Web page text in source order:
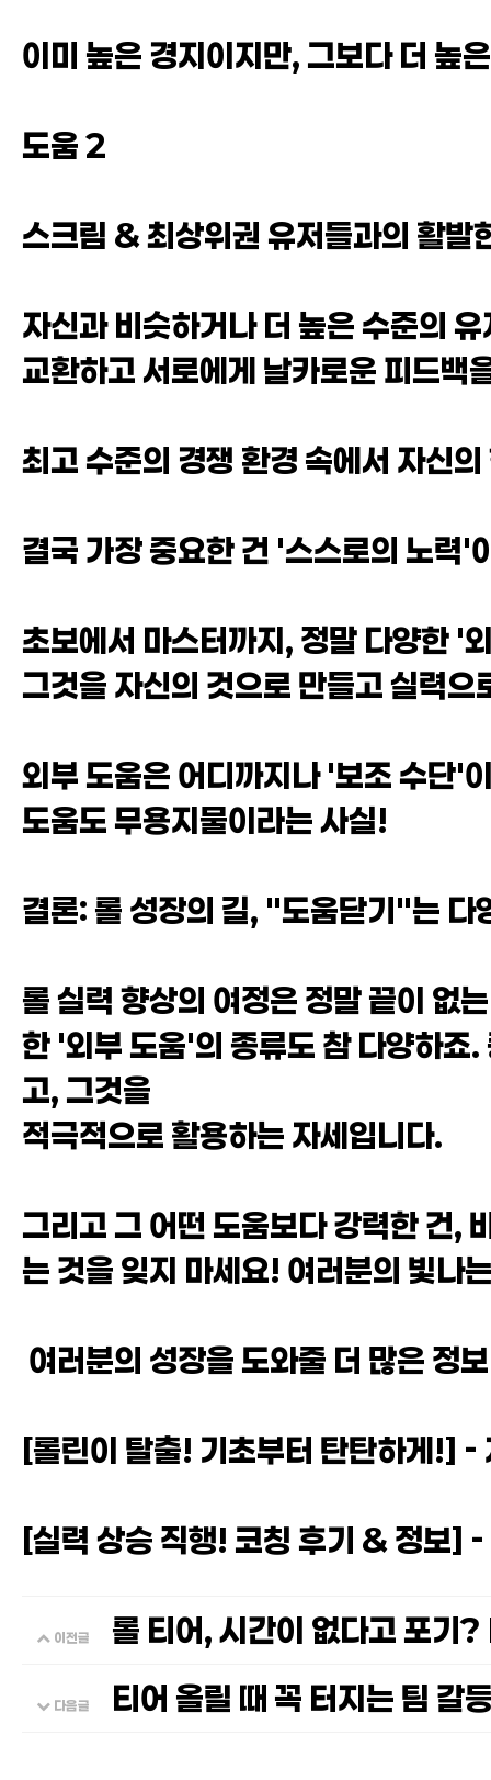
이미 높은 경지이지만, 그보다 더
도움 2
스크림 & 최상위권 유저들과의 활발
자신과 비슷하거나 더 높은 수준의
교환하고 서로에게 날카로운 피드백
최고 수준의 경쟁 환경 속에서 자신
결국 가장 중요한 건 '스스로의 노력'
초보에서 마스터까지, 정말 다양한 '
그것을 자신의 것으로 만들고 실력
외부 도움은 어디까지나 '보조 수단'
도움도 무용지물이라는 사실!
결론: 롤 성장의 길, "도움닫기"는
롤 실력 향상의 여정은 정말 끝이 없
한 '외부 도움'의 종류도 참 다양하죠
고, 그것을
적극적으로 활용하는 자세입니다.
그리고 그 어떤 도움보다 강력한 건,
는 것을 잊지 마세요! 여러분의 빛나
여러분의 성장을 도와줄 더 많은 정
[롤린이 탈출! 기초부터 탄탄하게!] -
[실력 상승 직행! 코칭 후기 & 정보]
이전글 롤 티어, 시간이 없다고 포
다음글 티어 올릴 때 꼭 터지는 팀 갈